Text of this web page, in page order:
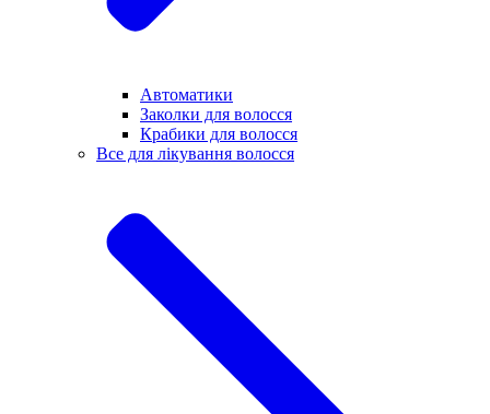
Автоматики
Заколки для волосся
Крабики для волосся
Все для лікування волосся